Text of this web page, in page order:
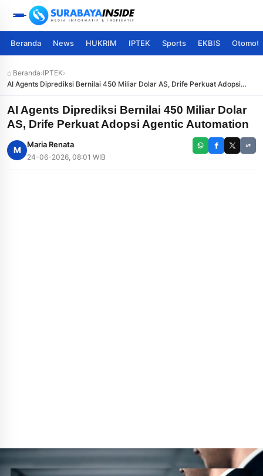
Beranda News HUKRIM IPTEK Sports EKBIS
⌂ Beranda›IPTEK›
AI Agents Diprediksi Bernilai 450 Miliar Dolar AS, Drife Perkuat Adopsi
Agentic Automation
AI Agents Diprediksi Bernilai 450 Miliar Dolar
AS, Drife Perkuat Adopsi Agentic Automation
M
Maria Renata
24-06-2026, 08:01 WIB